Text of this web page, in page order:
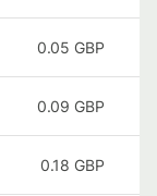
0.05 GBP
0.09 GBP
0.18 GBP